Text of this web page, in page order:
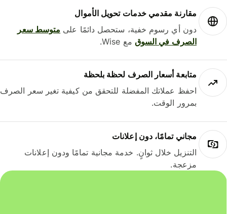
مقارنة مقدمي خدمات تحويل الأموال
دون أي رسوم خفية، ستحصل دائمًا علىمتوسط ​​سعر
الصرف في السوقمع Wise.
متابعة أسعار الصرف لحظة بلحظة
احفظ عملاتك المفضلة للتحقق من كيفية تغير سعر الصرف
بمرور الوقت.
مجاني تمامًا، دون إعلانات
التنزيل خلال ثوانٍ. خدمة مجانية تمامًا ودون إعلانات
مزعجة.